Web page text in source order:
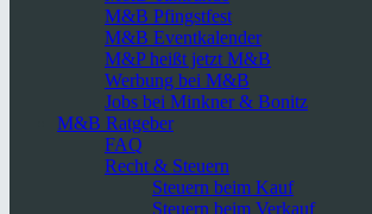
M&B Pfingstfest
M&B Eventkalender
M&P heißt jetzt M&B
Werbung bei M&B
Jobs bei Minkner & Bonitz
M&B Ratgeber
FAQ
Recht & Steuern
Steuern beim Kauf
Steuern beim Verkauf